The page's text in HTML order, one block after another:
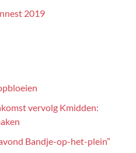
2019
vervolg Kmidden:
Bandje-op-het-plein”